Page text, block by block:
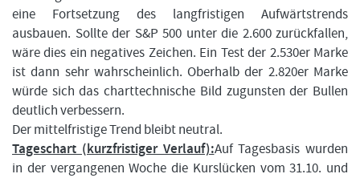
eine Fortsetzung des langfristigen Aufwärtstrends
ausbauen. Sollte der S&P 500 unter die 2.600 zurückfallen,
wäre dies ein negatives Zeichen. Ein Test der 2.530er Marke
ist dann sehr wahrscheinlich. Oberhalb der 2.820er Marke
würde sich das charttechnische Bild zugunsten der Bullen
deutlich verbessern.
Der mittelfristige Trend bleibt neutral.
Tageschart (kurzfristiger Verlauf):Auf Tagesbasis wurden
in der vergangenen Woche die Kurslücken vom 31.10. und